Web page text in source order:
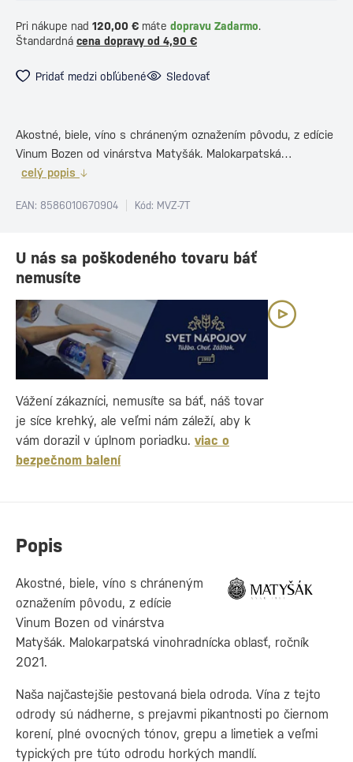
Pri nákupe nad 120,00 € máte dopravu Zadarmo.
Štandardná cena dopravy od 4,90 €
Pridať medzi obľúbené Sledovať
Akostné, biele, víno s chráneným oznažením pôvodu, z edície
Vinum Bozen od vinárstva Matyšák. Malokarpatská…
celý popis
EAN: 8586010670904 Kód: MVZ-7T
Popis
Akostné, biele, víno s chráneným
oznažením pôvodu, z edície
Vinum Bozen od vinárstva
Matyšák. Malokarpatská vinohradnícka oblasť, ročník
2021.
Naša najčastejšie pestovaná biela odroda. Vína z tejto
odrody sú nádherne, s prejavmi pikantnosti po čiernom
korení, plné ovocných tónov, grepu a limetiek a veľmi
typických pre túto odrodu horkých mandlí.
U nás sa poškodeného tovaru báť
nemusíte
Vážení zákazníci, nemusíte sa báť, náš tovar
je síce krehký, ale veľmi nám záleží, aby k
vám dorazil v úplnom poriadku. viac o
bezpečnom balení